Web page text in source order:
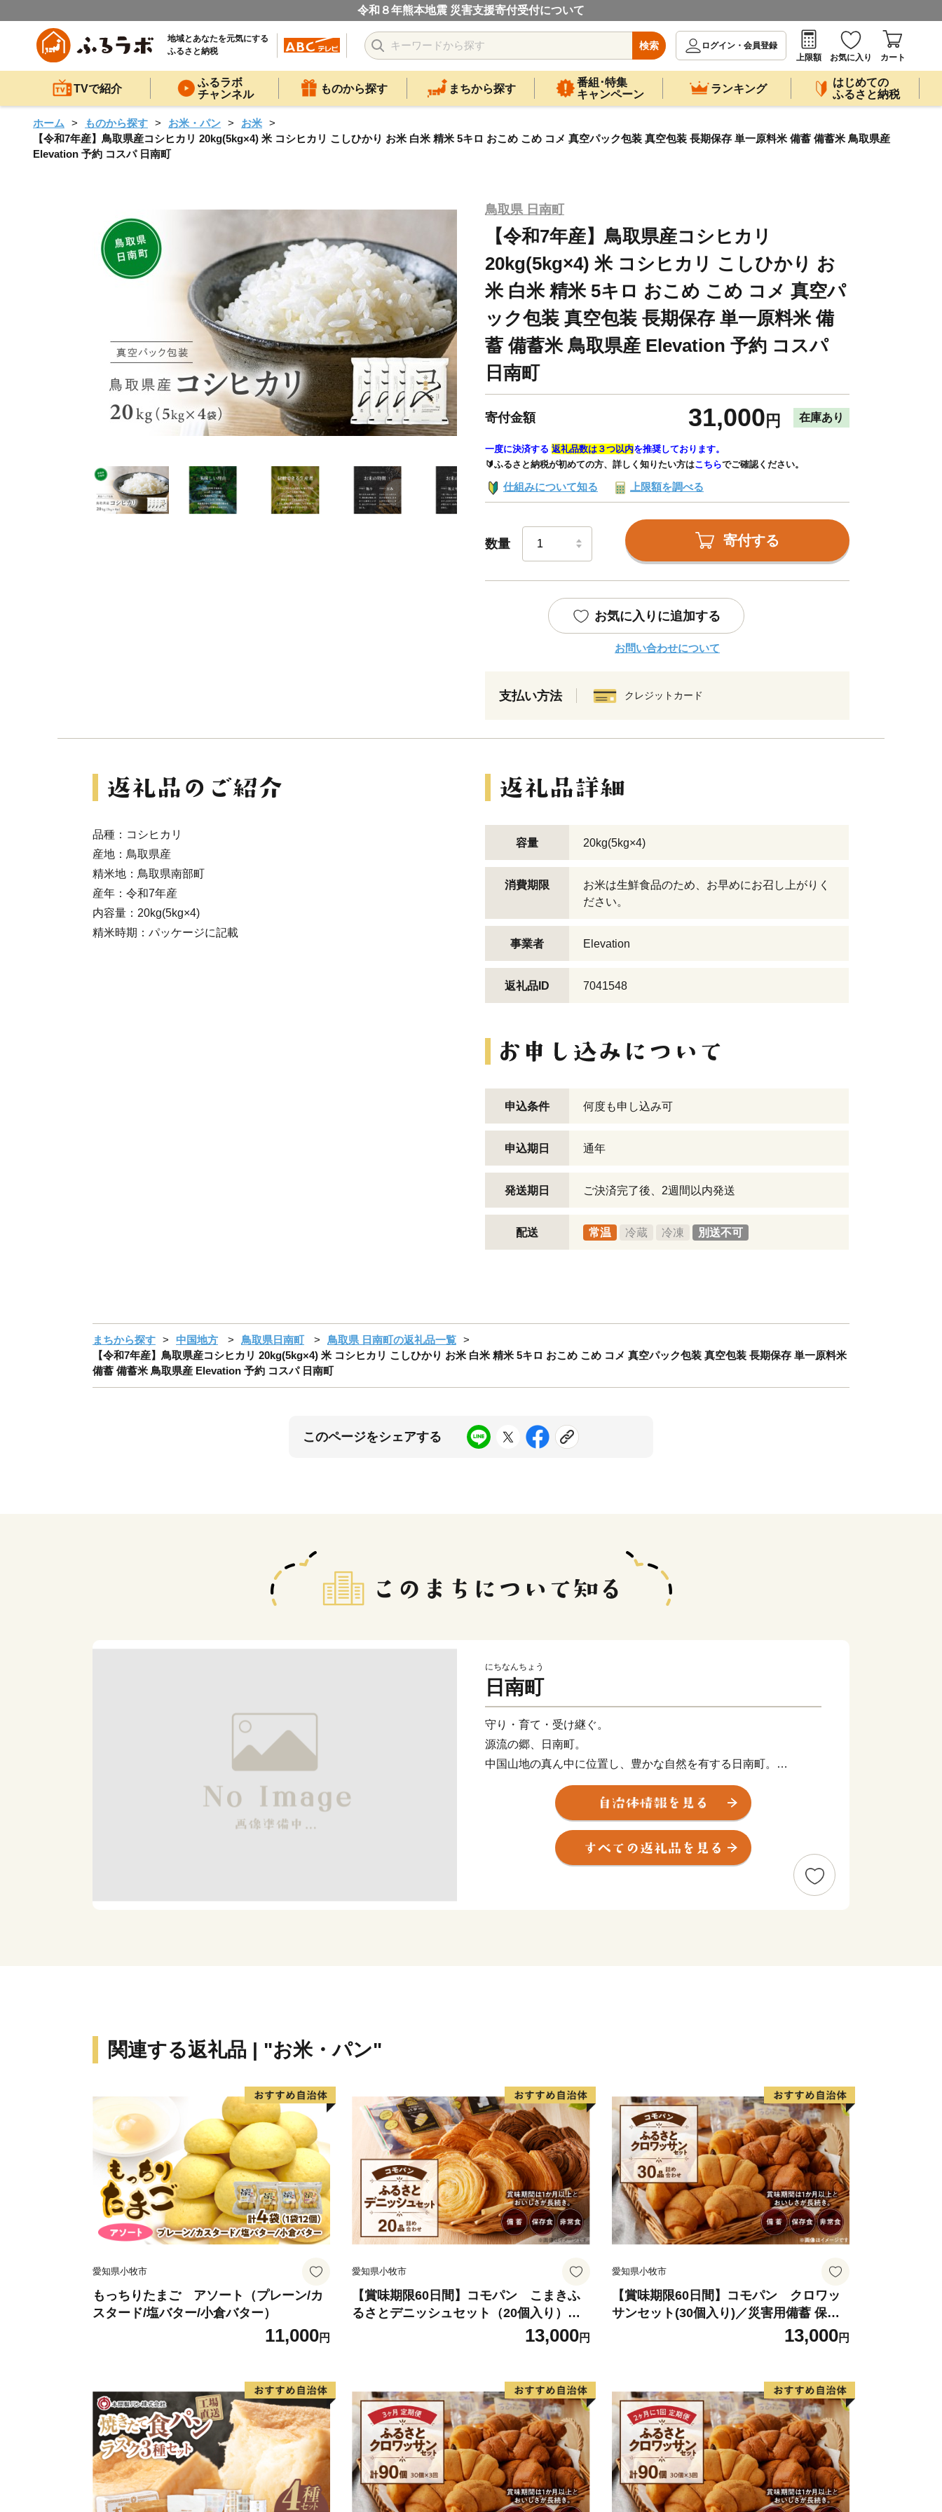
令和８年熊本地震 災害支援寄付受付について
地域とあなたを元気にする
ふるさと納税
検索
ログイン・会員登録
上限額
お気に入り カート
TVで紹介
ふるラボ
チャンネル
ものから探す まちから探す
番組･特集
キャンペーン
ランキング
はじめての
ふるさと納税
ホーム ものから探す お米・パン
お米
【令和7年産】鳥取県産コシヒカリ 20kg(5kg×4) 米 コシヒカリ こしひかり お米 白米 精米 5キロ おこめ こめ コメ 真空パック包装 真空包装 長期保存 単一原料米 備蓄 備蓄米 鳥取県産
Elevation 予約 コスパ 日南町
鳥取県 日南町
【令和7年産】鳥取県産コシヒカリ
20kg(5kg×4) 米 コシヒカリ こしひかり お
米 白米 精米 5キロ おこめ こめ コメ 真空パ
ック包装 真空包装 長期保存 単一原料米 備
蓄 備蓄米 鳥取県産 Elevation 予約 コスパ
日南町
寄付金額 31,000 円 在庫あり
一度に決済する 返礼品数は３つ以内を推奨しております。
🔰ふるさと納税が初めての方、詳しく知りたい方はこちらでご確認ください。
仕組みについて知る 上限額を調べる
数量 寄付する
お気に入りに追加する
お問い合わせについて
支払い方法 クレジットカード
品種：コシヒカリ
産地：鳥取県産
精米地：鳥取県南部町
産年：令和7年産
内容量：20kg(5kg×4)
精米時期：パッケージに記載
容量 20kg(5kg×4)
消費期限
お米は生鮮食品のため、お早めにお召し上がりく
ださい。
事業者 Elevation
返礼品ID 7041548
申込条件 何度も申し込み可
申込期日 通年
発送期日 ご決済完了後、2週間以内発送
配送 常温 冷蔵 冷凍 別送不可
まちから探す 中国地方 鳥取県日南町
鳥取県 日南町の返礼品一覧
【令和7年産】鳥取県産コシヒカリ 20kg(5kg×4) 米 コシヒカリ こしひかり お米 白米 精米 5キロ おこめ こめ コメ 真空パック包装 真空包装 長期保存 単一原料米
備蓄 備蓄米 鳥取県産 Elevation 予約 コスパ 日南町
このページをシェアする
にちなんちょう
日南町
守り・育て・受け継ぐ。
源流の郷、日南町。
中国山地の真ん中に位置し、豊かな自然を有する日南町。
西は、島根県、南は岡山県、南西部は広島県の３県に接し、東西
25km・南北23kmという広大な面積が広がります。
人間の生活に必要不可欠な水。
鳥取県の一級河川、日野川の清澄な水を育くんでいるのが、日南町
関連する返礼品 | "お米・パン"
愛知県小牧市
もっちりたまご アソート（プレーン/カ
スタード/塩バター/小倉バター）
11,000円
愛知県小牧市
【賞味期限60日間】コモパン こまきふ
るさとデニッシュセット（20個入り）／
災害用備蓄 保存食 非常食 防災グッズにも
13,000円
愛知県小牧市
【賞味期限60日間】コモパン クロワッ
サンセット(30個入り)／災害用備蓄 保存
13,000円